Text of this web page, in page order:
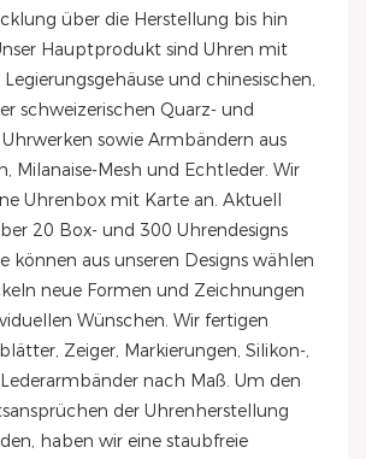
über die Herstellung bis hin
Hauptprodukt sind Uhren mit
und chinesischen,
schweizerischen Quarz- und
sowie Armbändern aus
Milanaise-Mesh und Echtleder. Wir
Uhrenbox mit Karte an. Aktuell
20 Box- und 300 Uhrendesigns
können aus unseren Designs wählen
neue Formen und Zeichnungen
Wünschen. Wir fertigen
Zeiger, Markierungen, Silikon-,
nach Maß. Um den
der Uhrenherstellung
haben wir eine staubfreie